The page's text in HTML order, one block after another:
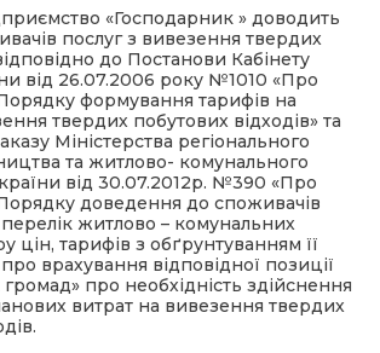
«Господарник » доводить
послуг з вивезення твердих
до Постанови Кабінету
від 26.07.2006 року №1010 «Про
формування тарифів на
твердих побутових відходів» та
Мі­ністерства регіонального
та житлово- комунального
від 30.07.2012р. №390 «Про
доведення до спожива­чів
житлово – комунальних
цін, тарифів з обґрунтуванням її
про врахування відповідної позиції
про необхідність здійснення
витрат на вивезення твердих